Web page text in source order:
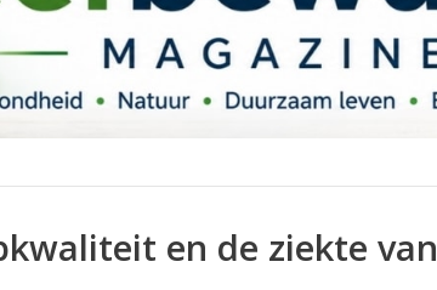
en de ziekte van